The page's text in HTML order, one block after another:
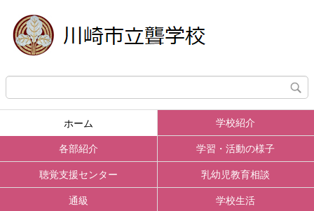
ホーム 学校紹介
各部紹介 学習・活動の様子
聴覚支援センター 乳幼児教育相談
通級 学校生活